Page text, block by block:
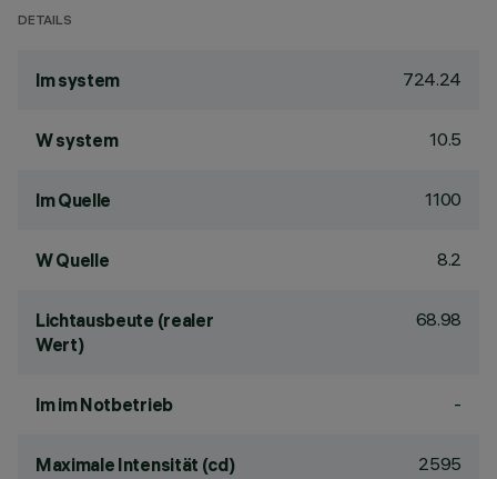
DETAILS
lm system 724.24
W system 10.5
lm Quelle 1100
W Quelle 8.2
Lichtausbeute (realer
Wert)
68.98
lm im Notbetrieb -
Maximale Intensität (cd) 2595